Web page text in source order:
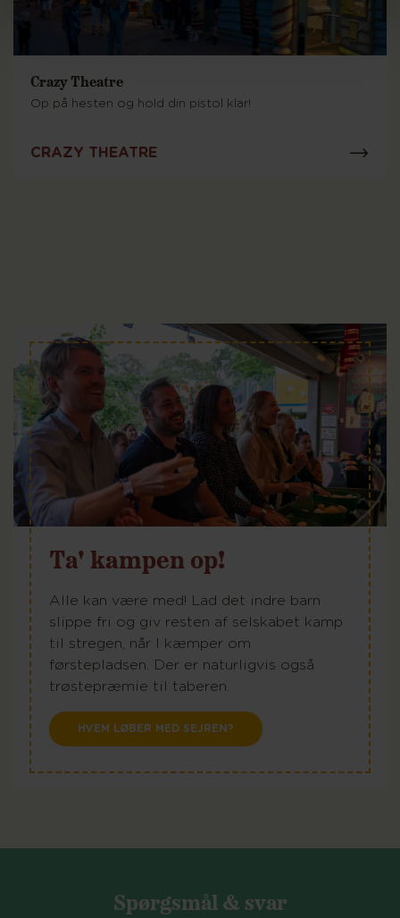
Crazy Theatre
Op på hesten og hold din pistol klar!
CRAZY THEATRE
Ta' kampen op!
Alle kan være med! Lad det indre barn
slippe fri og giv resten af selskabet kamp
til stregen, når I kæmper om
førstepladsen. Der er naturligvis også
trøstepræmie til taberen.
HVEM LØBER MED SEJREN?
Spørgsmål & svar